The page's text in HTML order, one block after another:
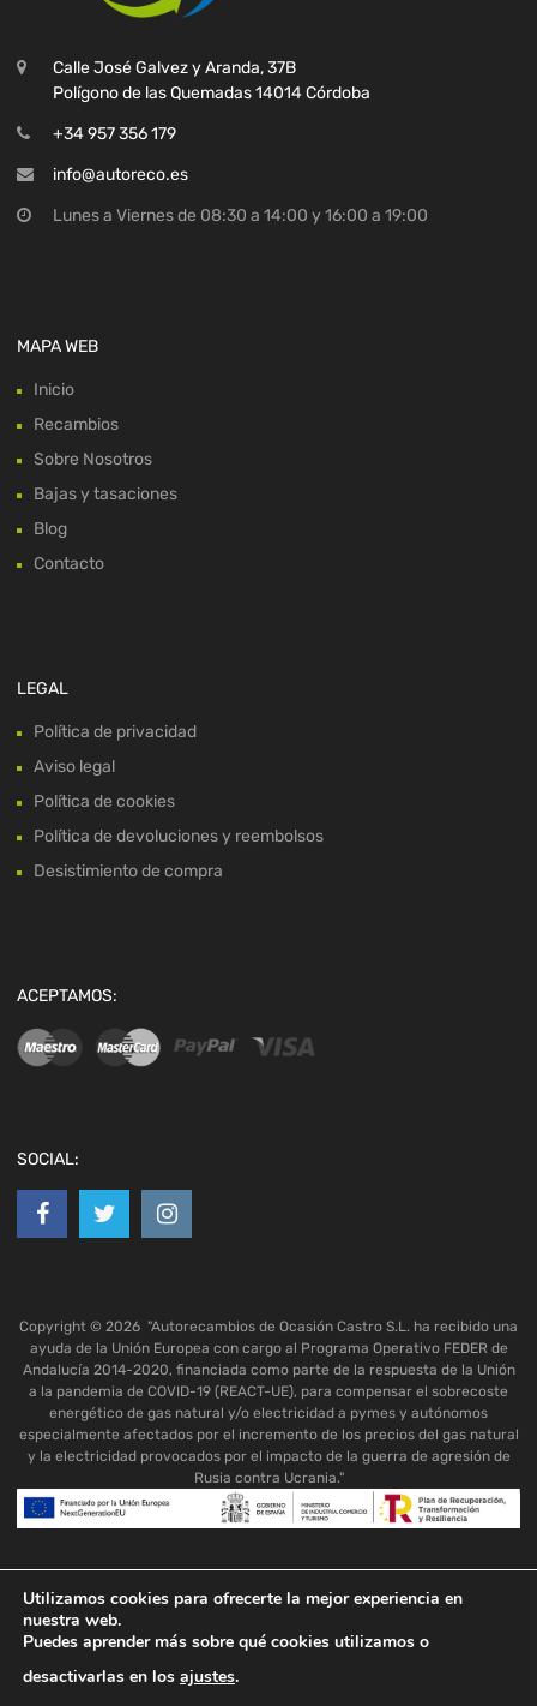
Calle José Galvez y Aranda, 37B
Polígono de las Quemadas 14014 Córdoba
+34 957 356 179
info@autoreco.es
Lunes a Viernes de 08:30 a 14:00 y 16:00 a 19:00
MAPA WEB
Inicio
Recambios
Sobre Nosotros
Bajas y tasaciones
Blog
Contacto
LEGAL
Política de privacidad
Aviso legal
Política de cookies
Política de devoluciones y reembolsos
Desistimiento de compra
ACEPTAMOS:
SOCIAL:
Copyright © 2026 "Autorecambios de Ocasión Castro S.L. ha recibido una
ayuda de la Unión Europea con cargo al Programa Operativo FEDER de
Andalucía 2014-2020, financiada como parte de la respuesta de la Unión
a la pandemia de COVID-19 (REACT-UE), para compensar el sobrecoste
energético de gas natural y/o electricidad a pymes y autónomos
especialmente afectados por el incremento de los precios del gas natural
y la electricidad provocados por el impacto de la guerra de agresión de
Rusia contra Ucrania."
Utilizamos cookies para ofrecerte la mejor experiencia en
nuestra web.
Puedes aprender más sobre qué cookies utilizamos o
desactivarlas en los ajustes.